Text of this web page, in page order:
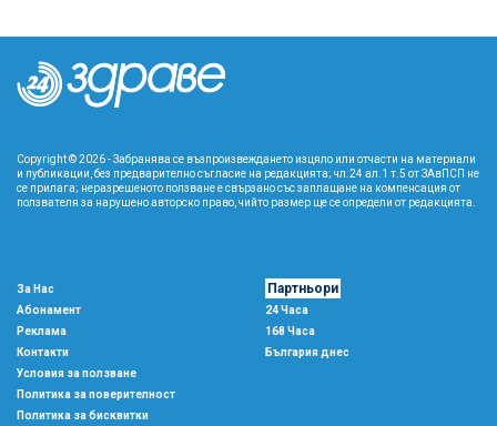
Copyright © 2026 - Забранява се възпроизвеждането изцяло или отчасти на материали
и публикации, без предварително съгласие на редакцията; чл.24 ал.1 т.5 от ЗАвПСП не
се прилага; неразрешеното ползване е свързано със заплащане на компенсация от
ползвателя за нарушено авторско право, чийто размер ще се определи от редакцията.
За Нас
Абонамент
Реклама
Контакти
Условия за ползване
Политика за поверителност
Политика за бисквитки
Партньори
24 Часа
168 Часа
България днес